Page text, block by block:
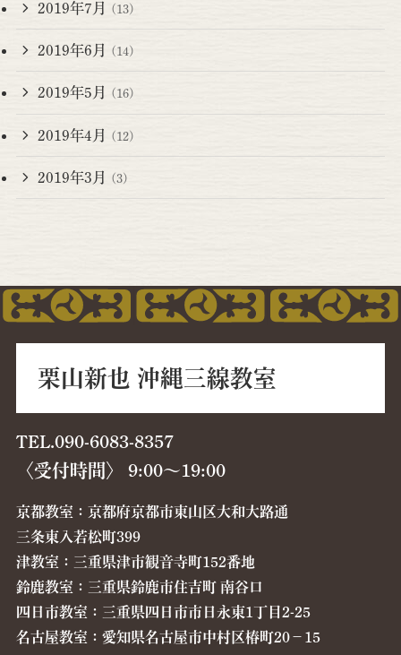
2019年7月 (13)
2019年6月 (14)
2019年5月 (16)
2019年4月 (12)
2019年3月 (3)
栗山新也 沖縄三線教室
TEL.090-6083-8357
〈受付時間〉 9:00〜19:00
京都教室：京都府京都市東山区大和大路通
三条東入若松町399
津教室：三重県津市観音寺町152番地
鈴鹿教室：三重県鈴鹿市住吉町 南谷口
四日市教室：三重県四日市市日永東1丁目2-25
名古屋教室：愛知県名古屋市中村区椿町20−15